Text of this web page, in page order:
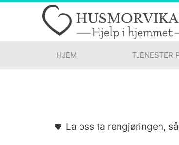
HJEM TJENESTER
La oss ta rengjøringen,